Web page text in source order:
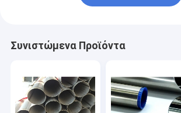
Συνιστώμενα Προϊόντα